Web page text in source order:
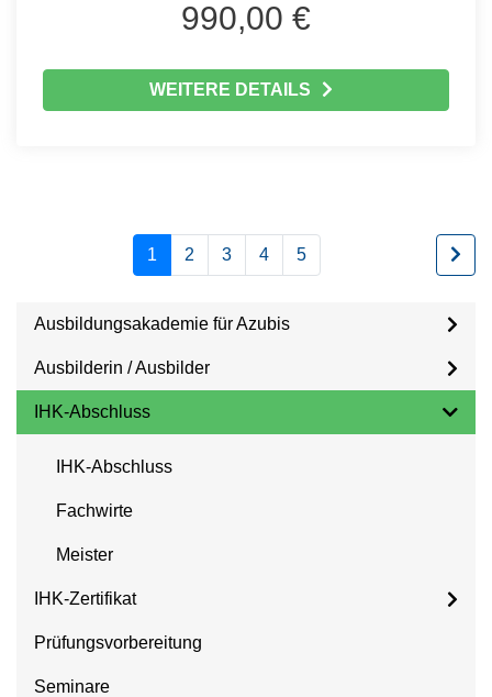
990,00 €
WEITERE DETAILS
1 2 3 4 5
Ausbildungsakademie für Azubis
Ausbilderin / Ausbilder
IHK-Abschluss
IHK-Abschluss
Fachwirte
Meister
IHK-Zertifikat
Prüfungsvorbereitung
Seminare